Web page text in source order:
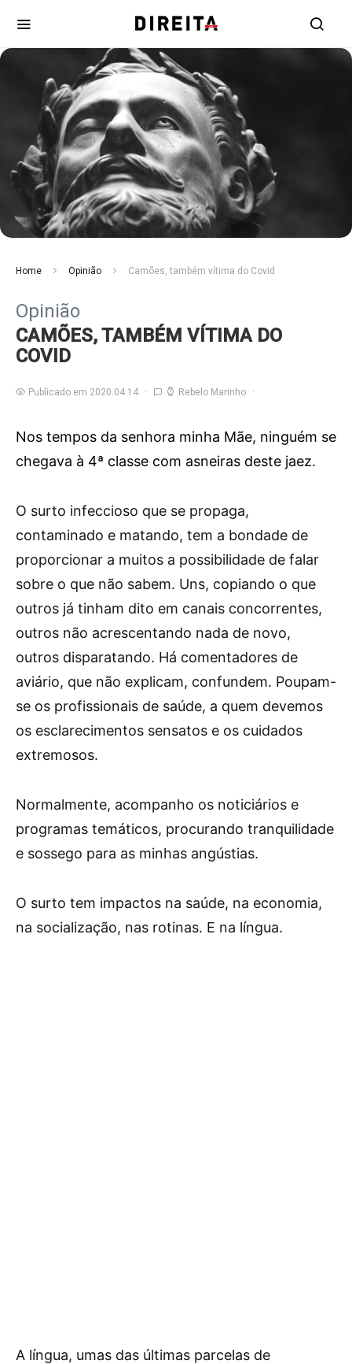
Home Opinião Camões, também vítima do Covid
Opinião
CAMÕES, TAMBÉM VÍTIMA DO
COVID
Publicado em 2020.04.14 Rebelo Marinho
Nos tempos da senhora minha Mãe, ninguém se
chegava à 4ª classe com asneiras deste jaez.
O surto infeccioso que se propaga,
contaminado e matando, tem a bondade de
proporcionar a muitos a possibilidade de falar
sobre o que não sabem. Uns, copiando o que
outros já tinham dito em canais concorrentes,
outros não acrescentando nada de novo,
outros disparatando. Há comentadores de
aviário, que não explicam, confundem. Poupam-
se os profissionais de saúde, a quem devemos
os esclarecimentos sensatos e os cuidados
extremosos.
Normalmente, acompanho os noticiários e
programas temáticos, procurando tranquilidade
e sossego para as minhas angústias.
O surto tem impactos na saúde, na economia,
na socialização, nas rotinas. E na língua.
A língua, umas das últimas parcelas de